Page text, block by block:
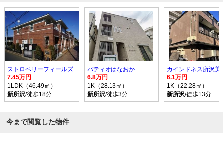
ストロベリーフィールズ
7.45万円
1LDK（46.49㎡）
新所沢/徒歩18分
パティオはなおか
6.8万円
1K（28.13㎡）
新所沢/徒歩3分
カインドネス所沢美
6.1万円
1K（22.28㎡）
新所沢/徒歩13分
今まで閲覧した物件